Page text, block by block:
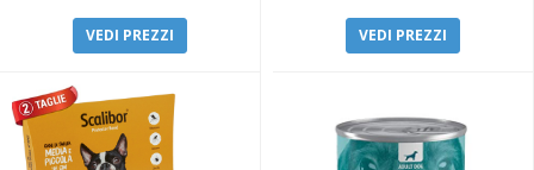
VEDI PREZZI VEDI PREZZI